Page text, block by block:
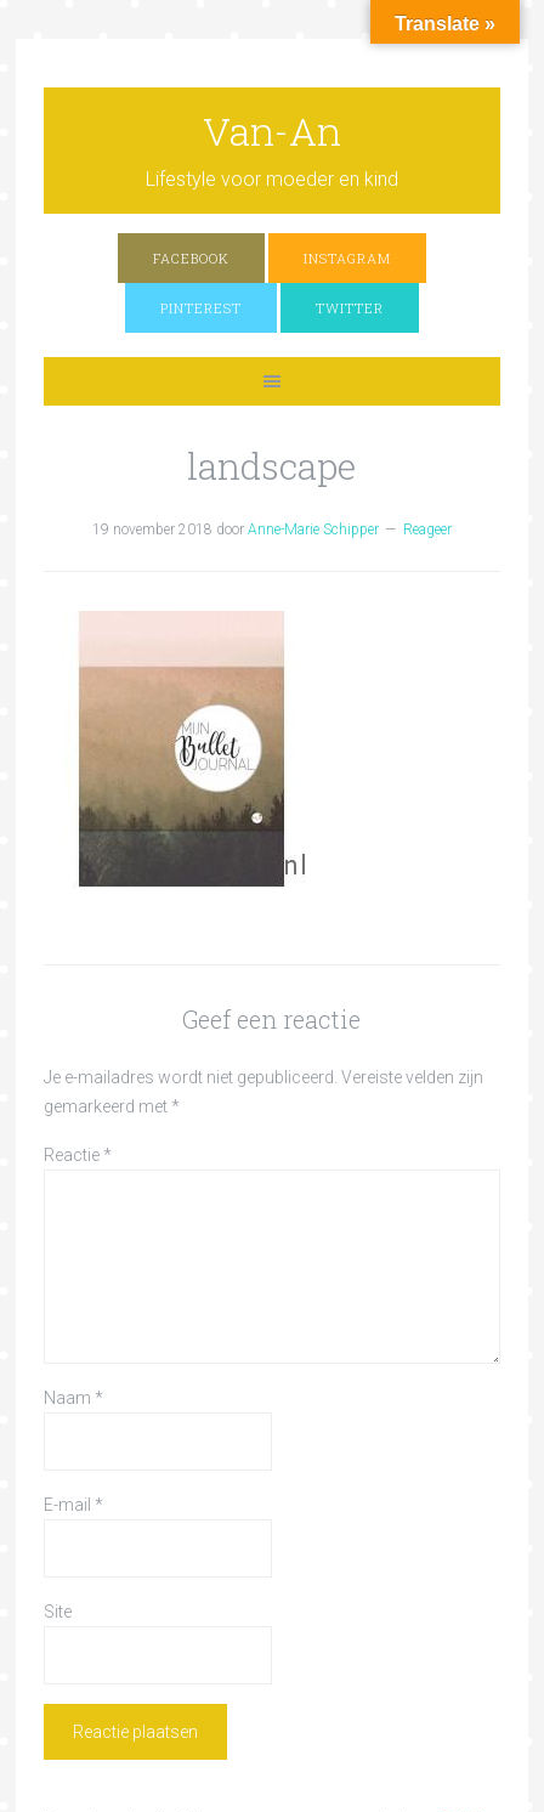
Van-An
Lifestyle voor moeder en kind
FACEBOOK INSTAGRAM
PINTEREST TWITTER
landscape
19 november 2018 door Anne-Marie Schipper Reageer
Geef een reactie
Je e-mailadres wordt niet gepubliceerd. Vereiste velden zijn
gemarkeerd met *
Reactie *
Naam *
E-mail *
Site
Translate »